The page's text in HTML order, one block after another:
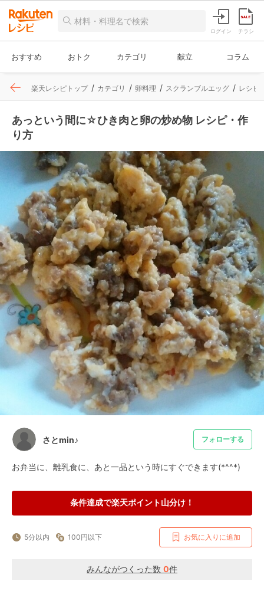
ログイン チラシ
おすすめ おトク カテゴリ 献立 コラム
楽天レシピトップ カテゴリ 卵料理 スクランブルエッグ レシピ
あっという間に☆ひき肉と卵の炒め物 レシピ・作
り方
さとmin♪ フォローする
お弁当に、離乳食に、あと一品という時にすぐできます(*^^*)
条件達成で楽天ポイント山分け！
5分以内 100円以下 お気に入りに追加
みんながつくった数 0件